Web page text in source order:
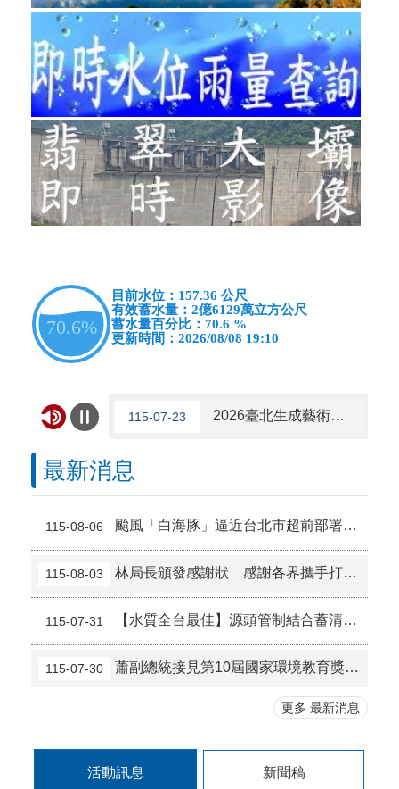
115-07-23 2026臺北生成藝術節將於8/29（六）松山文創園區1號倉庫盛大登場，開放160名免費參賽名額，名額有限，即刻至官網報名！
115-05-21
114-03-31 警惕海外求職詐騙！勿輕信「海外求職」要求，保持要存疑、要確定及要連繫，以避免自身至海外，掉入假求職陷阱，遭人受騙。
114-03-25 北市節電3%獎百萬活動，最高可抽10萬元，詳情 洽同名活動網站。
115-08-07 因本府網路於115年8月9日上午9時至下午6 時進行施工屆時可能有網路瞬斷之情形若有網站或服務卡住情形 ，請重新連線即可排除 ，造成不便 ，敬請見諒。
115-07-31 2026總統盃黑客松徵件至8/31，詳見「總統盃黑客松」網站
最新消息
115-08-06 颱風「白海豚」逼近台北市超前部署翡翠水庫預留近3成蓄洪防災
115-08-03 林局長頒發感謝狀 感謝各界攜手打造全國首創翡翠水庫心血管健康園區
115-07-31 【水質全台最佳】源頭管制結合蓄清排渾，翡翠水庫再奪冠！
115-07-30 蕭副總統接見第10屆國家環境教育獎獲獎者，本局林局長代表出席
更多 最新消息
活動訊息 新聞稿